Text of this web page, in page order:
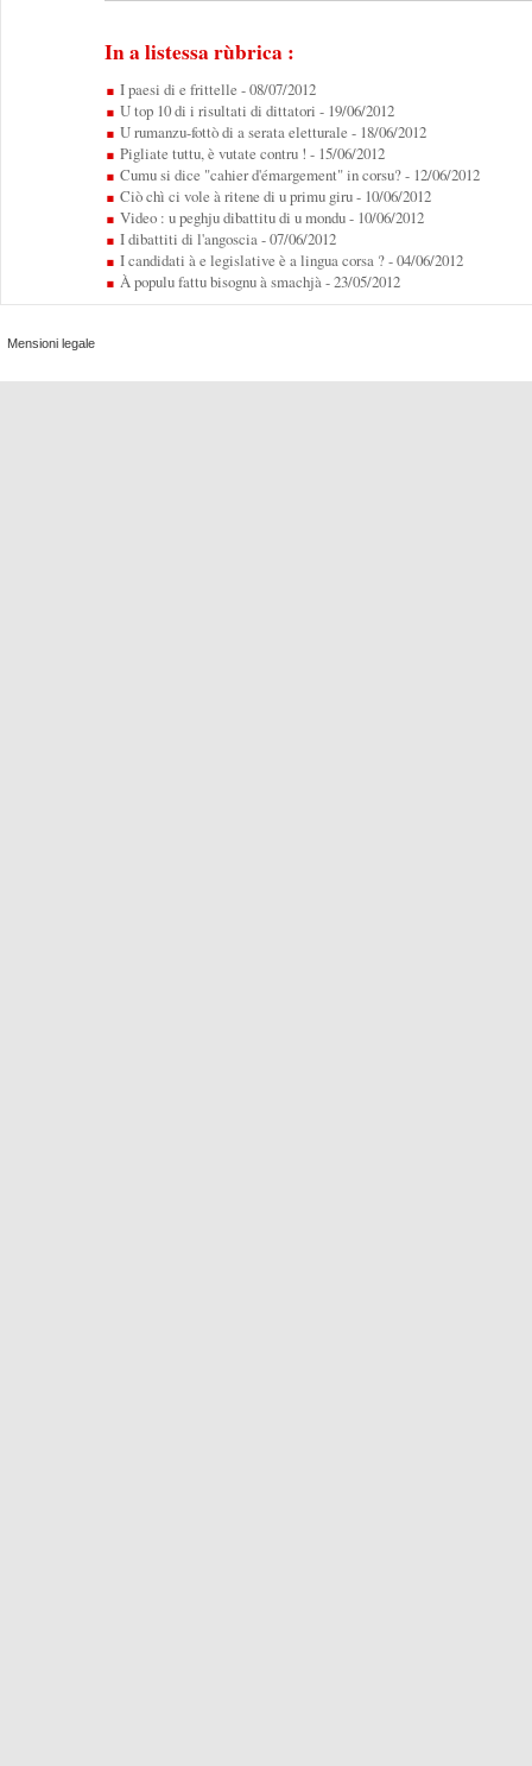
In a listessa rùbrica :
I paesi di e frittelle - 08/07/2012
U top 10 di i risultati di dittatori - 19/06/2012
U rumanzu-fottò di a serata eletturale - 18/06/2012
Pigliate tuttu, è vutate contru ! - 15/06/2012
Cumu si dice "cahier d'émargement" in corsu?- 12/06/2012
Ciò chì ci vole à ritene di u primu giru- 10/06/2012
Video : u peghju dibattitu di u mondu- 10/06/2012
I dibattiti di l'angoscia- 07/06/2012
I candidati à e legislative è a lingua corsa ?- 04/06/2012
À populu fattu bisognu à smachjà- 23/05/2012
Mensioni legale